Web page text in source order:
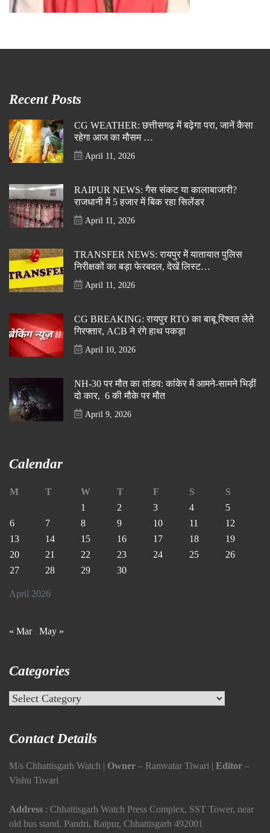
Recent Posts
CG WEATHER: छत्तीसगढ़ में बढ़ेगा परा, जानें कैसा
रहेगा आज का मौसम …
April 11, 2026
RAIPUR NEWS: गैस संकट या कालाबाजारी?
राजधानी में 5 हजार में बिक रहा सिलेंडर
April 11, 2026
TRANSFER NEWS: रायपुर में यातायात पुलिस
निरीक्षकों का बड़ा फेरबदल, देखें लिस्ट…
April 11, 2026
CG BREAKING: रायपुर RTO का बाबू रिश्वत लेते
गिरफ्तार, ACB ने रंगे हाथ पकड़ा
April 10, 2026
NH-30 पर मौत का तांडव: कांकेर में आमने-सामने भिड़ीं
दो कार, 6 की मौके पर मौत
April 9, 2026
Calendar
April 2026
M T W T F S
S
1
2 3 4
5
6
7 8 9 10 11
12
13
14 15 16 17 18
19
20
21 22 23 24 25
26
27
28 29 30
« Mar May »
Categories
Categories
Contact Details
M/s Chhattisgarh Watch | Owner – Ramvatar Tiwari | Editor –
Vishu Tiwari
Address : Chhattisgarh Watch Press Complex, SST Tower, near
old bus stand, Pandri, Raipur, Chhattisgarh 492001